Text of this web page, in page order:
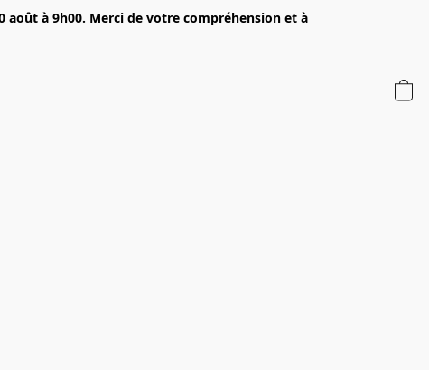
août à 9h00. Merci de votre compréhension et à